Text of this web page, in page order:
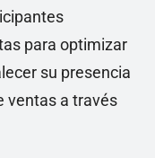
para optimizar
su presencia
ventas a través